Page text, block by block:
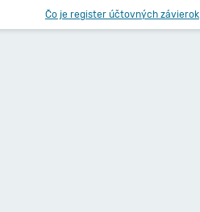
Čo je register účtovných závierok